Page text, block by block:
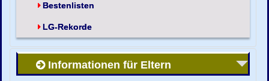
Bestenlisten
LG-Rekorde
Informationen für Eltern